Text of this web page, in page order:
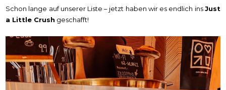
Schon lange auf unserer Liste – jetzt haben wir es endlich insJust
a Little Crush geschafft!